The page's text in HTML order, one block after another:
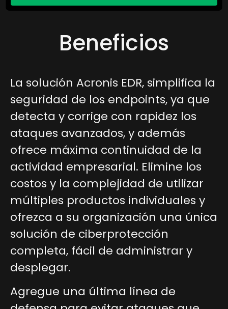
Beneficios
La solución Acronis EDR, simplifica la
seguridad de los endpoints, ya que
detecta y corrige con rapidez los
ataques avanzados, y además
ofrece máxima continuidad de la
actividad empresarial. Elimine los
costos y la complejidad de utilizar
múltiples productos individuales y
ofrezca a su organización una única
solución de ciberprotección
completa, fácil de administrar y
desplegar.
Agregue una última línea de